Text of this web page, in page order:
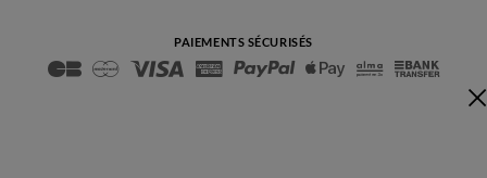
PAIEMENTS SÉCURISÉS